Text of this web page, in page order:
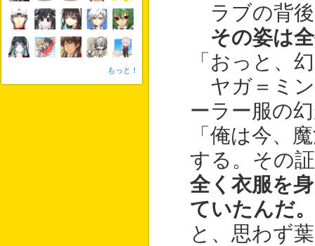
ラブの背後
その姿は
「おっと、
ヤガ＝ミン
ーラー服の
「俺は今、
する。その
全く衣服を
ていたんだ。
と、思わず
もっと！